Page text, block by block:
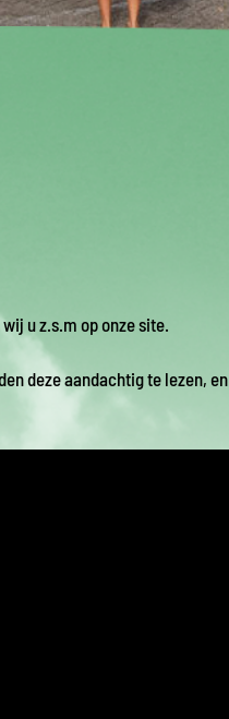
u z.s.m op onze site.
deze aandachtig te lezen, en